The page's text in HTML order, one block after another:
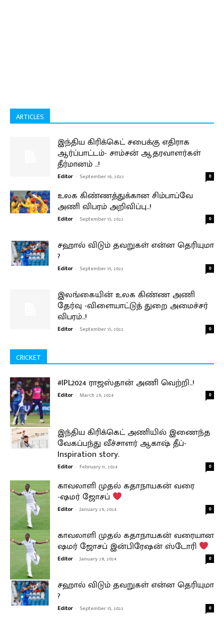
ARTICLES
இந்திய கிரிக்கெட் சபைக்கு எதிராக
ஆர்ப்பாட்டம்- சாம்சன் ஆதரவாளர்கள்
தீர்மானம் ..!
Editor - September 16, 2022 0
உலக கிண்ணத்துக்கான சிம்பாப்வே
அணி விபரம் அறிவிப்பு..!
Editor - September 15, 2022 0
சஹால் விடும் தவறுகள் என்ன தெரியுமா
?
Editor - September 15, 2022 0
இலங்கையின் உலக கிண்ண அணி
தேர்வு -விளையாட்டுத் துறை அமைச்சர்
விபரம்..!
Editor - September 15, 2022 0
CRICKET
#IPL2024 ராஜஸ்தான் அணி வெற்றி..!
Editor - March 29, 2024 0
இந்திய கிரிக்கெட் அணியில் இணைந்த
வேகப்பந்து வீச்சாளர் ஆகாஷ் தீப்-
Inspiration story.
Editor - February 11, 2024 0
காவலாளி முதல் கதாநாயகன் வரை
-ஷமர் ஜோசப்
Editor - January 29, 2024 0
காவலாளி முதல் கதாநாயகன் வரையான
ஷமர் ஜோசப் இன்பிரேஷன் ஸ்டோரி
Editor - January 28, 2024 0
சஹால் விடும் தவறுகள் என்ன தெரியுமா
?
Editor - September 15, 2022 0